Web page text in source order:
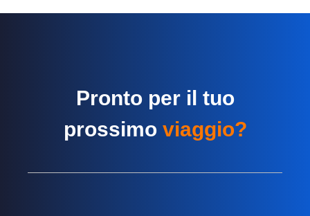
Pronto per il tuo
prossimo viaggio?